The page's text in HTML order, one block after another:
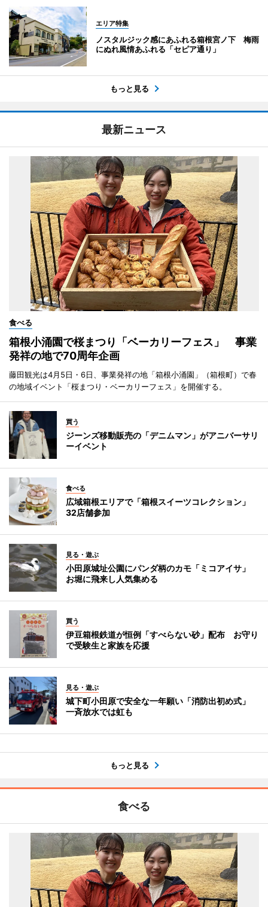
エリア特集
ノスタルジック感にあふれる箱根宮ノ下 梅雨
にぬれ風情あふれる「セピア通り」
もっと見る
最新ニュース
食べる
箱根小涌園で桜まつり「ベーカリーフェス」 事業
発祥の地で70周年企画
藤田観光は4月5日・6日、事業発祥の地「箱根小涌園」（箱根町）で春
の地域イベント「桜まつり・ベーカリーフェス」を開催する。
買う
ジーンズ移動販売の「デニムマン」がアニバーサリ
ーイベント
食べる
広域箱根エリアで「箱根スイーツコレクション」
32店舗参加
見る・遊ぶ
小田原城址公園にパンダ柄のカモ「ミコアイサ」
お堀に飛来し人気集める
買う
伊豆箱根鉄道が恒例「すべらない砂」配布 お守り
で受験生と家族を応援
見る・遊ぶ
城下町小田原で安全な一年願い「消防出初め式」
一斉放水では虹も
もっと見る
食べる